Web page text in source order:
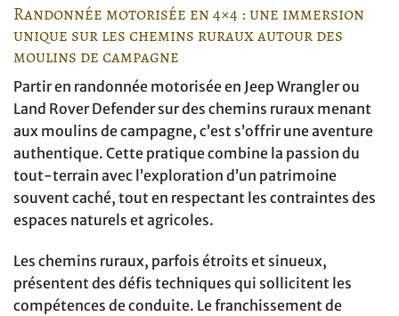
Randonnée motorisée en 4×4 : une immersion
unique sur les chemins ruraux autour des
moulins de campagne
Partir en randonnée motorisée en Jeep Wrangler ou
Land Rover Defender sur des chemins ruraux menant
aux moulins de campagne, c’est s’offrir une aventure
authentique. Cette pratique combine la passion du
tout-terrain avec l’exploration d’un patrimoine
souvent caché, tout en respectant les contraintes des
espaces naturels et agricoles.
Les chemins ruraux, parfois étroits et sinueux,
présentent des défis techniques qui sollicitent les
compétences de conduite. Le franchissement de